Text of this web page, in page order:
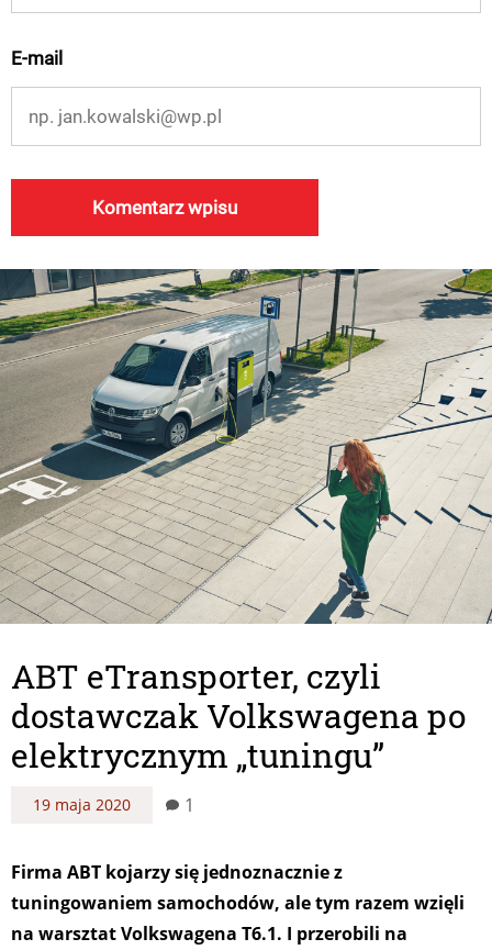
E-mail
ABT eTransporter, czyli
dostawczak Volkswagena po
elektrycznym „tuningu”
19 maja 2020 1
Firma ABT kojarzy się jednoznacznie z
tuningowaniem samochodów, ale tym razem wzięli
na warsztat Volkswagena T6.1. I przerobili na